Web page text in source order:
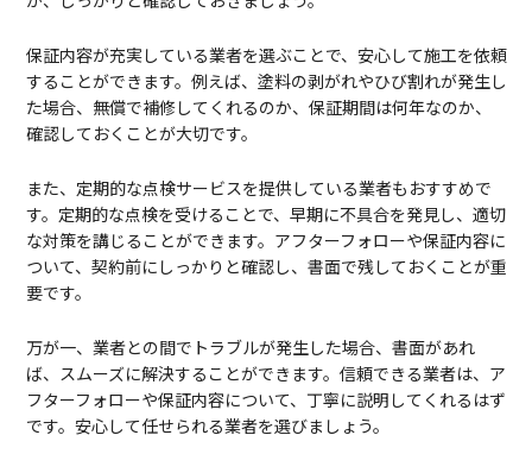
保証内容が充実している業者を選ぶことで、安心して施工を依頼
することができます。例えば、塗料の剥がれやひび割れが発生し
た場合、無償で補修してくれるのか、保証期間は何年なのか、
確認しておくことが大切です。
また、定期的な点検サービスを提供している業者もおすすめで
す。定期的な点検を受けることで、早期に不具合を発見し、適切
な対策を講じることができます。アフターフォローや保証内容に
ついて、契約前にしっかりと確認し、書面で残しておくことが重
要です。
万が一、業者との間でトラブルが発生した場合、書面があれ
ば、スムーズに解決することができます。信頼できる業者は、ア
フターフォローや保証内容について、丁寧に説明してくれるはず
です。安心して任せられる業者を選びましょう。